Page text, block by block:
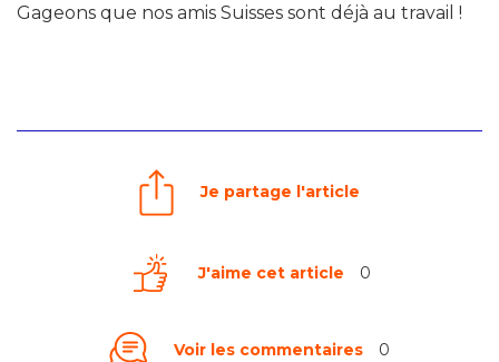
Gageons que nos amis Suisses sont déjà au travail !
Je partage l'article
J'aime cet article 0
Voir les commentaires 0